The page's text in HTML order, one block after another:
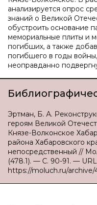
анализируется опрос
знаний о Великой
обустроить основание
мемориальные плиты и
погибших, а также
погибшего в годы
неоправданно
Эртман, Б. А.
героям Великой
Князе-Волконское
района Хабаровского
непосредственный //
(478.1). — С. 90-91. —
https://moluch.ru/archive/